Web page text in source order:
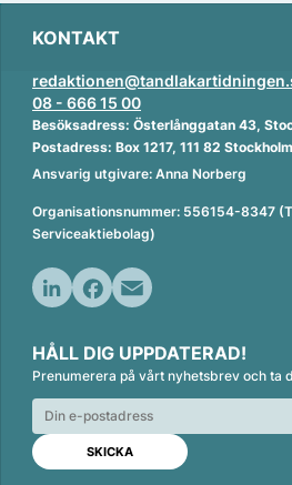
KONTAKT
08 - 666 15 00
Besöksadress: Österlånggatan 43,
Postadress: Box 1217, 111 82 Stockholm
Ansvarig utgivare: Anna Norberg
Organisationsnummer: 556154-8347
Serviceaktiebolag)
n
k
e
d
n
c
e
b
o
o
k
a
i
l
HÅLL DIG UPPDATERAD!
Prenumerera på vårt nyhetsbrev och ta